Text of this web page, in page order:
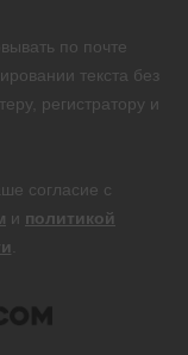
по почте
текста без
регистратору и
согласие с
и политикой